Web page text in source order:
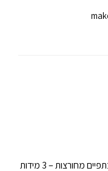
קולב פלסטיק לבן עם וו מתכת מסתובב וכתפיים מחורצות – 3 מידות